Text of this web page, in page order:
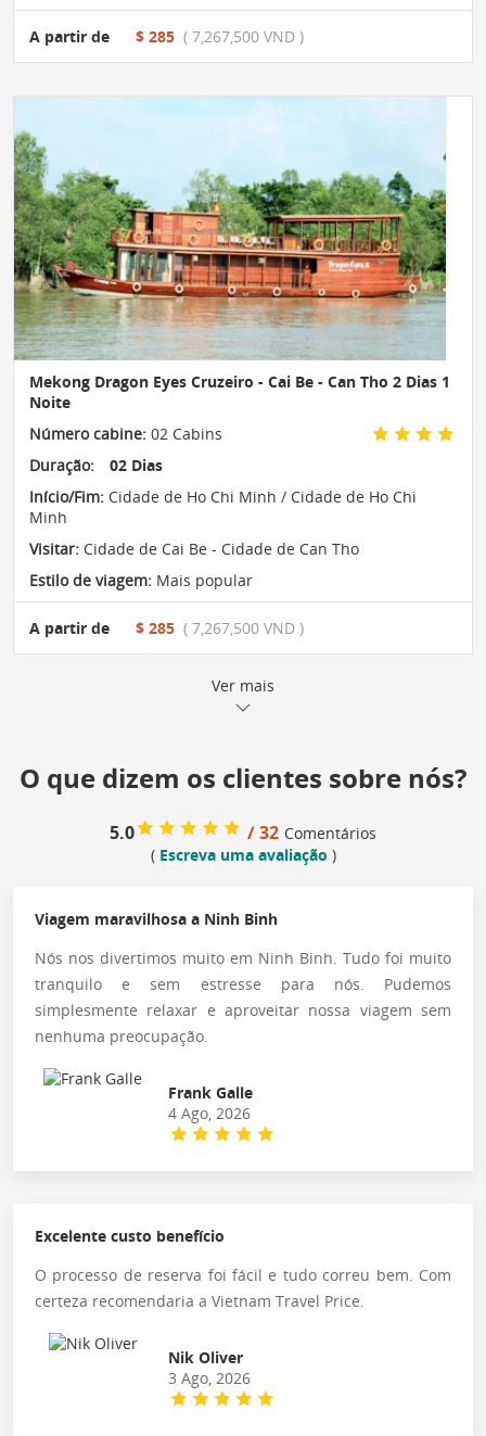
A partir de $ 285 ( 7,267,500 VND )
Mekong Dragon Eyes Cruzeiro - Cai Be - Can Tho 2 Dias 1
Noite
Número cabine: 02 Cabins
Duração:
02 Dias
Início/Fim: Cidade de Ho Chi Minh / Cidade de Ho Chi
Minh
Visitar: Cidade de Cai Be - Cidade de Can Tho
Estilo de viagem: Mais popular
A partir de $ 285 ( 7,267,500 VND )
Ver mais
O que dizem os clientes sobre nós?
5.0 / 32 Comentários
( Escreva uma avaliação )
Viagem maravilhosa a Ninh Binh
Nós nos divertimos muito em Ninh Binh. Tudo foi muito
tranquilo e sem estresse para nós. Pudemos
simplesmente relaxar e aproveitar nossa viagem sem
nenhuma preocupação.
Frank Galle
4 Ago, 2026
Excelente custo benefício
O processo de reserva foi fácil e tudo correu bem. Com
certeza recomendaria a Vietnam Travel Price.
Nik Oliver
3 Ago, 2026